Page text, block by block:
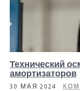
Технический
амортизаторов
30 МАЯ 2024